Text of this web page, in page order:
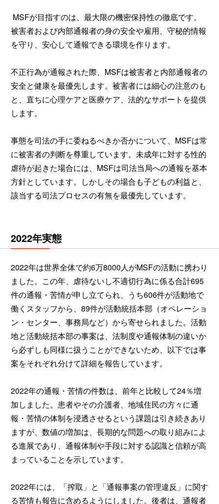
MSFが目指すのは、最大限の機密保持性の徹底です。
被害者および内部通報者の身の安全や雇用、守秘的情報
を守り、安心して通報できる環境を作ります。
不正行為が通報された際、MSFは被害者と内部通報者の
安全と健康を最優先します。被害者には細心の注意のも
と、直ちに心理ケアと医療ケア、法的なサポートを提供
します。
事態を司法の手に委ねるべきか否かについて、MSFは常
に被害者の判断を尊重しています。未成年に対する性的
虐待が起きた場合には、MSFは司法当局への通報を基本
方針としています。しかしその場合も子どもの利益と、
該当する司法プロセスの有無を最優先しています。
2022年実態
2022年は世界全体で約6万8000人がMSFの活動に携わり
ました。この年、虐待ないし不適切行為に係る合計695
件の通報・苦情が申し立てられ、うち606件が活動地で
働くスタッフから、89件が活動統括本部（オペレーショ
ン・センター、事務局など）から寄せられました。活動
地と活動統括本部の事案は、法制度や通報体制の違いか
ら必ずしも同様に扱うことができないため、以下では事
案をそれぞれ分けて詳細を報告しています。
2022年の通報・苦情の件数は、前年と比較して24％増
加しました。患者やその介護者、地域住民の方々に通
報・苦情の体制を浸透させるという課題は引き続きあり
ますが、数値の増加は、長期的な問題への取り組みによ
る進展であり、通報体制や手段に対する認識と信頼が高
まっていることを示しています。
2022年には、「搾取」と「通報事案の管理違反」に関す
る苦情も報告に含めるようにしました。後者は、通報者